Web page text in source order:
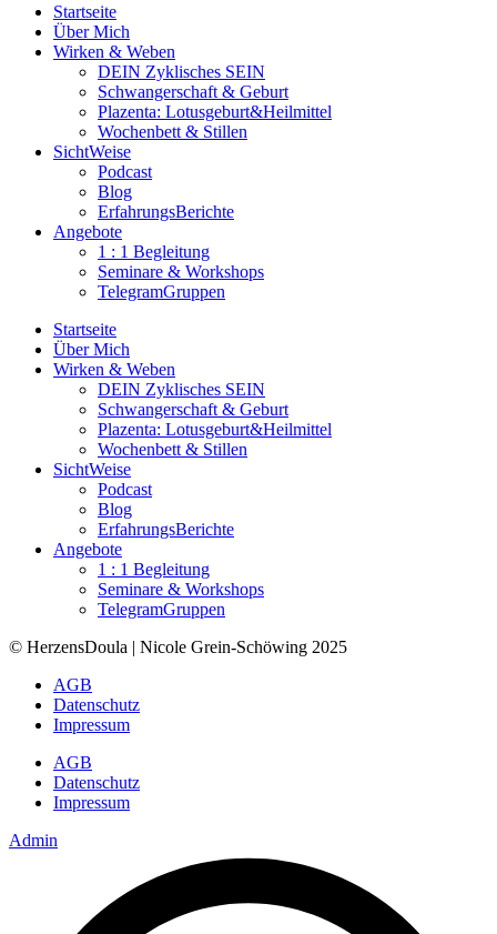
Startseite
Über Mich
Wirken & Weben
DEIN Zyklisches SEIN
Schwangerschaft & Geburt
Plazenta: Lotusgeburt&Heilmittel
Wochenbett & Stillen
SichtWeise
Podcast
Blog
ErfahrungsBerichte
Angebote
1 : 1 Begleitung
Seminare & Workshops
TelegramGruppen
Startseite
Über Mich
Wirken & Weben
DEIN Zyklisches SEIN
Schwangerschaft & Geburt
Plazenta: Lotusgeburt&Heilmittel
Wochenbett & Stillen
SichtWeise
Podcast
Blog
ErfahrungsBerichte
Angebote
1 : 1 Begleitung
Seminare & Workshops
TelegramGruppen
© HerzensDoula | Nicole Grein-Schöwing 2025
AGB
Datenschutz
Impressum
AGB
Datenschutz
Impressum
Admin